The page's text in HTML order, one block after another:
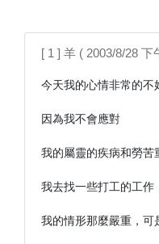
[ 1 ] 羊 ( 2003/8/28 下
今天我的心情非常的不
因為我不會應對
我的屬靈的疾病和勞
我去找一些打工的工作
我的情形那麼嚴重，可